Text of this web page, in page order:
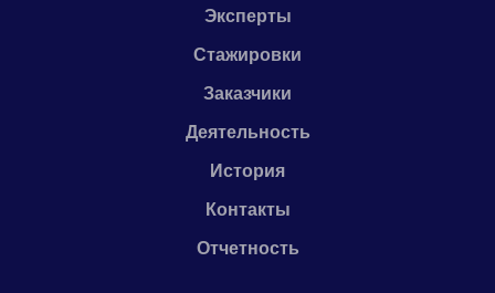
Эксперты
Стажировки
Заказчики
Деятельность
История
Контакты
Отчетность